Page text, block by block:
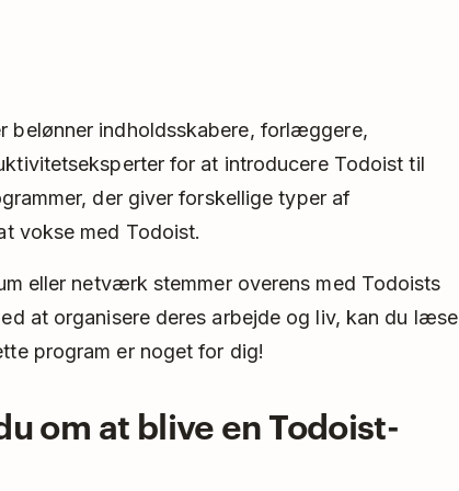
belønner indholdsskabere, forlæggere,
for at introducere Todoist til
der giver forskellige typer af
vokse med Todoist.
eller netværk stemmer overens med Todoists
at organisere deres arbejde og liv, kan du læse
program er noget for dig!
om at blive en Todoist-